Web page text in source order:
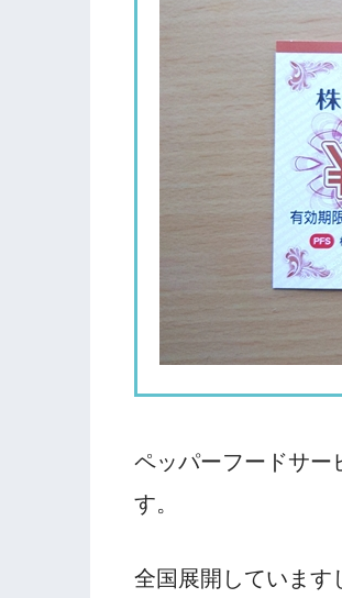
ペッパーフードサー
す。
全国展開しています